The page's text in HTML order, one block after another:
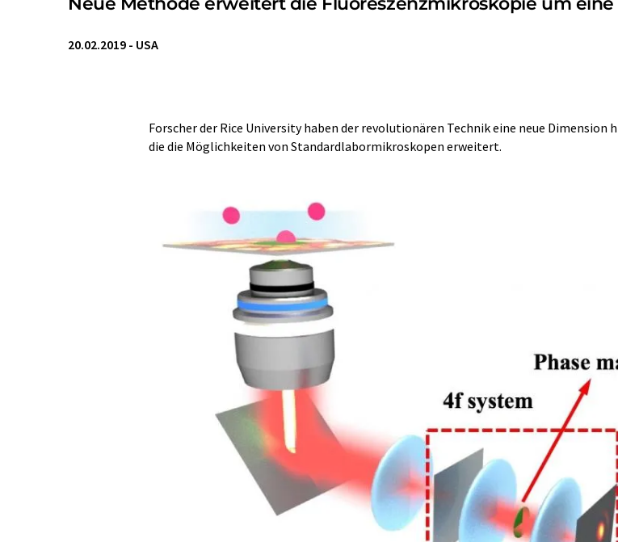
20.02.2019 - USA
Forscher der Rice University haben der revolutionären Technik eine neue Dimension
die die Möglichkeiten von Standardlabormikroskopen erweitert.